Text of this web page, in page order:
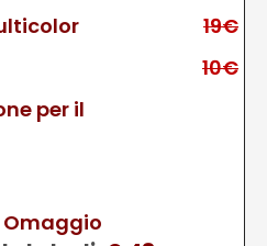
19€
10€
per il
Omaggio